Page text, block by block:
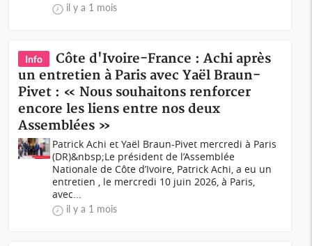
il y a 1 mois
Info
Côte d'Ivoire-France : Achi après
un entretien à Paris avec Yaël Braun-
Pivet : « Nous souhaitons renforcer
encore les liens entre nos deux
Assemblées »
Patrick Achi et Yaël Braun-Pivet mercredi à Paris
(DR)&nbsp;Le président de l’Assemblée
Nationale de Côte d’Ivoire, Patrick Achi, a eu un
entretien , le mercredi 10 juin 2026, à Paris,
avec...
il y a 1 mois